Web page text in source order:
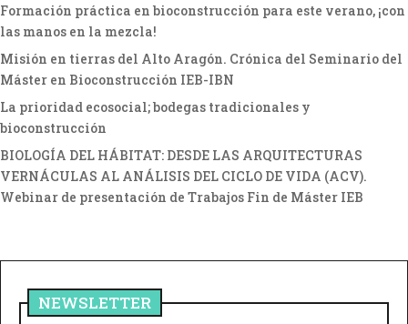
Formación práctica en bioconstrucción para este verano, ¡con
las manos en la mezcla!
Misión en tierras del Alto Aragón. Crónica del Seminario del
Máster en Bioconstrucción IEB-IBN
La prioridad ecosocial; bodegas tradicionales y
bioconstrucción
BIOLOGÍA DEL HÁBITAT: DESDE LAS ARQUITECTURAS
VERNÁCULAS AL ANÁLISIS DEL CICLO DE VIDA (ACV).
Webinar de presentación de Trabajos Fin de Máster IEB
NEWSLETTER